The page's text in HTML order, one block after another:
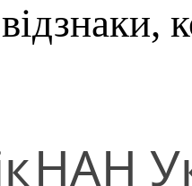
НАН